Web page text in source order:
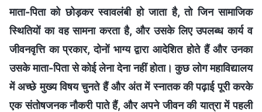
माता-पिता को छोड़कर स्वावलंबी हो जाता है, तो जिन सामाजिक
स्थितियों का वह सामना करता है, और उसके लिए उपलब्ध कार्य व
जीवनवृत्ति का प्रकार, दोनों भाग्य द्वारा आदेशित होते हैं और उनका
उसके माता-पिता से कोई लेना देना नहीं होता। कुछ लोग महाविद्यालय
में अच्छे मुख्य विषय चुनते हैं और अंत में स्नातक की पढ़ाई पूरी करके
एक संतोषजनक नौकरी पाते हैं, और अपने जीवन की यात्रा में पहली